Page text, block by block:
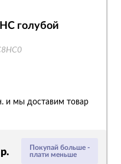
Покупай больше -
плати меньше
р.
голубой
и мы доставим товар